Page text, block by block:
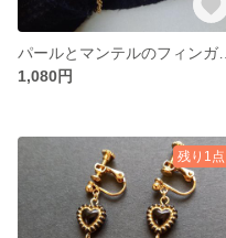
パールとマンテルのフィンガーブレスレット
1,080円
残り1点